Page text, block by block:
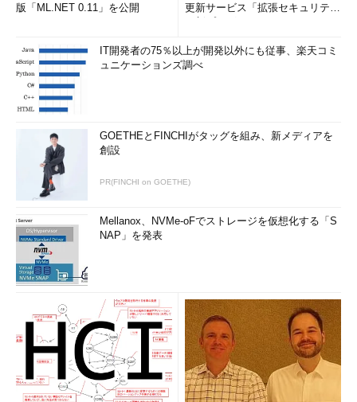
版「ML.NET 0.11」を公開
更新サービス「拡張セキュリティ
IT開発者の75％以上が開発以外にも従事、楽天コミ
ュニケーションズ調べ
GOETHEとFINCHIがタッグを組み、新メディアを
創設
PR(FINCHI on GOETHE)
Mellanox、NVMe-oFでストレージを仮想化する「S
NAP」を発表